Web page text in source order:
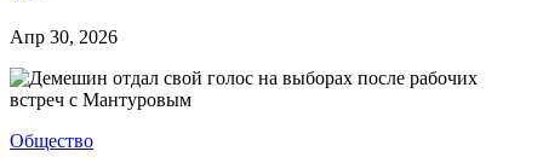
Апр 30, 2026
Общество